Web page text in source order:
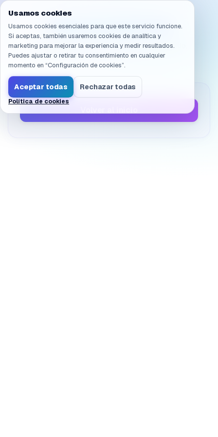
Navegado a /es/products/ai-sandbox/faq/licensing.45
Página no encontrada
La página que buscas no existe o se ha movido.
Usamos cookies
Usamos cookies esenciales para que este servicio funcione.
Si aceptas, también usaremos cookies de analítica y
marketing para mejorar la experiencia y medir resultados.
Puedes ajustar o retirar tu consentimiento en cualquier
momento en “Configuración de cookies”.
Aceptar todas Rechazar todas
Política de cookies